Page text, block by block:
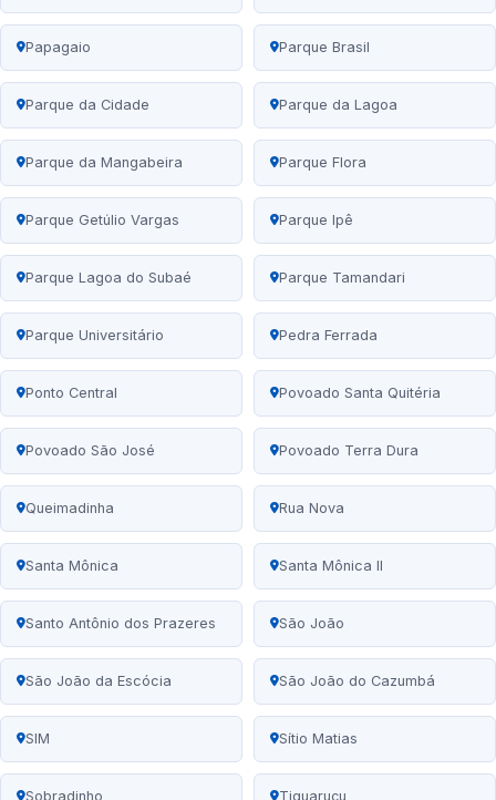
Papagaio Parque Brasil
Parque da Cidade Parque da Lagoa
Parque da Mangabeira Parque Flora
Parque Getúlio Vargas Parque Ipê
Parque Lagoa do Subaé Parque Tamandari
Parque Universitário Pedra Ferrada
Ponto Central Povoado Santa Quitéria
Povoado São José Povoado Terra Dura
Queimadinha Rua Nova
Santa Mônica Santa Mônica II
Santo Antônio dos Prazeres São João
São João da Escócia São João do Cazumbá
SIM Sítio Matias
Sobradinho Tiquaruçu